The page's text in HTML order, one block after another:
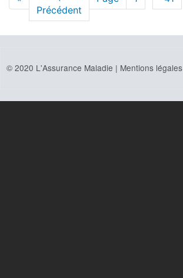
page
précédente
Précédent
© 2020 L'Assurance Maladie | Mentions légales